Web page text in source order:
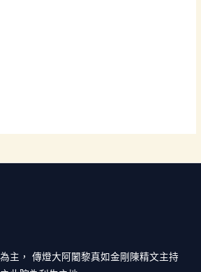
主， 傳燈大阿闍黎真如金剛陳精文主持